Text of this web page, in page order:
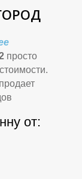
просто
от: